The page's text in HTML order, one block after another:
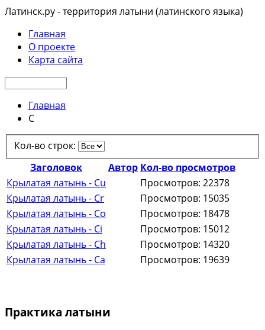
Латинск.ру - территория латыни (латинского языка)
Главная
О проекте
Карта сайта
Главная
C
Кол-во строк:
Заголовок
Автор Кол-во просмотров
Крылатая латынь - Cu
Просмотров: 22378
Крылатая латынь - Cr
Просмотров: 15035
Крылатая латынь - Co
Просмотров: 18478
Крылатая латынь - Ci
Просмотров: 15012
Крылатая латынь - Ch
Просмотров: 14320
Крылатая латынь - Ca
Просмотров: 19639
Практика латыни